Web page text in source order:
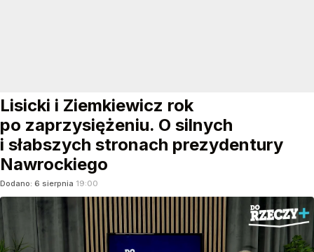
Lisicki i Ziemkiewicz rok
po zaprzysiężeniu. O silnych
i słabszych stronach prezydentury
Nawrockiego
Dodano: 6 sierpnia 19:00